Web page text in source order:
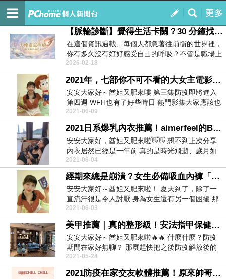
我的
訂閱
HOLA！酋姐來求解
【脈輪診斷】覺得生活卡關？30 分鐘找回身心靈平衡的能量順流
在這個資訊過載、每個人都急著往前衝的世界裡，
你有多久沒有好好感受自己的呼吸？不管是職場上
的高壓、人際...
2026-02-18
2021年，七部你不可不看的大女主電影，女力大爆發，找到最真實的自己！
安安大家好～酋姐又肥來嘍 第三集防疫即將進入
第四週 WFH也有了好些時日 熱門影集大家應該也
都...
2021-06-09
2021日系爆乳內衣推薦！aimerfeel的BELINDA超盛內衣給妳超殺大溝溝
安安大家好，酋姐又肥來啦👋👋 想不到上次分享
內衣居然已經是一年前 真的是時光飛逝、歲月如
梭呀 ...
2021-06-04
經期來總是崩潰？女生必備吸血內褲「月亮褲」夜用版，晚上安心熟睡的最佳拍檔
安安大家好～酋姐又肥來啦！ 夏天到了，除了一
直流汗很是令人討厭 身為女生還有另一個困擾 那
就是...
2021-06-03
美甲推薦｜真的整形級！安法指甲保健沙龍～灰指甲與崁甲人的超級救星
安安大家好～酋姐又肥來啦🔥🔥 什麼什麼？防疫
期間在家好無聊？ 那麼趕快把之後防疫解放後的
人生先規...
2021-05-24
2021防疫在家交友軟體推薦！原來帥哥最多就是這個交友軟體？